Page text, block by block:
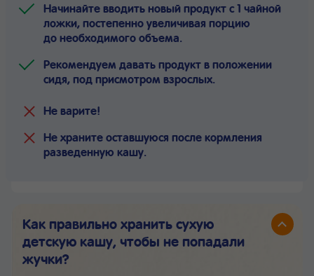
Начинайте вводить новый продукт с 1 чайной
ложки, постепенно увеличивая порцию
до необходимого объема.
Рекомендуем давать продукт в положении
сидя, под присмотром взрослых.
Не варите!
Не храните оставшуюся после кормления
разведенную кашу.
Как правильно хранить сухую
детскую кашу, чтобы не попадали
жучки?